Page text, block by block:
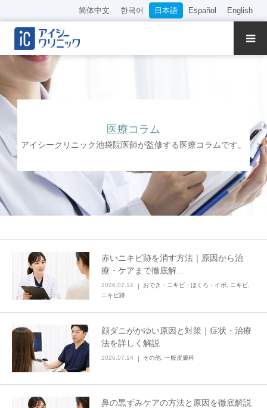
简体中文 한국어 日本語 Español English
医療コラム
アイシークリニック池袋院医師が監修する医療コラムです。
赤いニキビ跡を消す方法｜原因から治
療・ケアまで徹底解…
2026.07.14 おでき・ニキビ・ほくろ・イボ ニキビ
ニキビ跡
顔ダニがかゆい原因と対策｜症状・治療
法を詳しく解説
2026.07.14 その他 一般皮膚科
鼻の黒ずみケアの方法と原因を徹底解説
クリニック紹介
診療内容
WEB予約
料金表
採用情報
その他
简体中文 한국어 日本語
English